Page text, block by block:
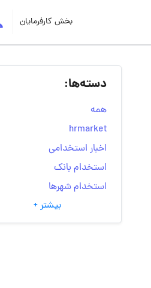
بخش کارفرمایان
دسته‌ها:
همه
hrmarket
اخبار استخدامی
استخدام بانک
استخدام شهرها
انتخاب مسیر شغلی
به‌روزرسانی‌های سایت
بیشتر +